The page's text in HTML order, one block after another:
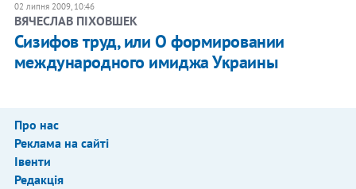
02 липня 2009, 10:46
ВЯЧЕСЛАВ ПІХОВШЕК
Сизифов труд, или О формировании
международного имиджа Украины
Про нас
Реклама на сайті
Івенти
Редакція